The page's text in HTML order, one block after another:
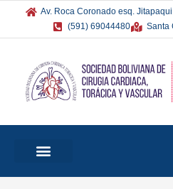
Av. Roca Coronado esq.
(591) 69044480
Santa